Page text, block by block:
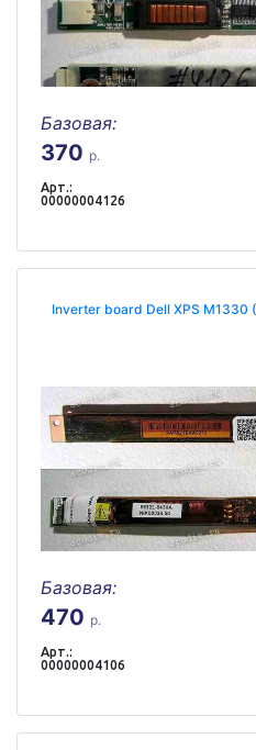
Базовая:
370 р.
Арт.:
00000004126
Inverter board Dell XPS M1330
Базовая:
470 р.
Арт.:
00000004106